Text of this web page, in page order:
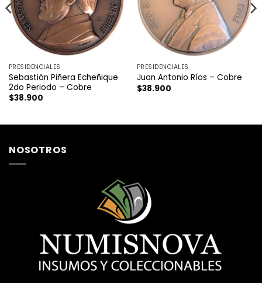
PRESIDENCIALES
Sebastián Piñera Echeñique
2do Periodo – Cobre
$38.900
PRESIDENCIALES
Juan Antonio Ríos – Cobre
$38.900
NOSOTROS